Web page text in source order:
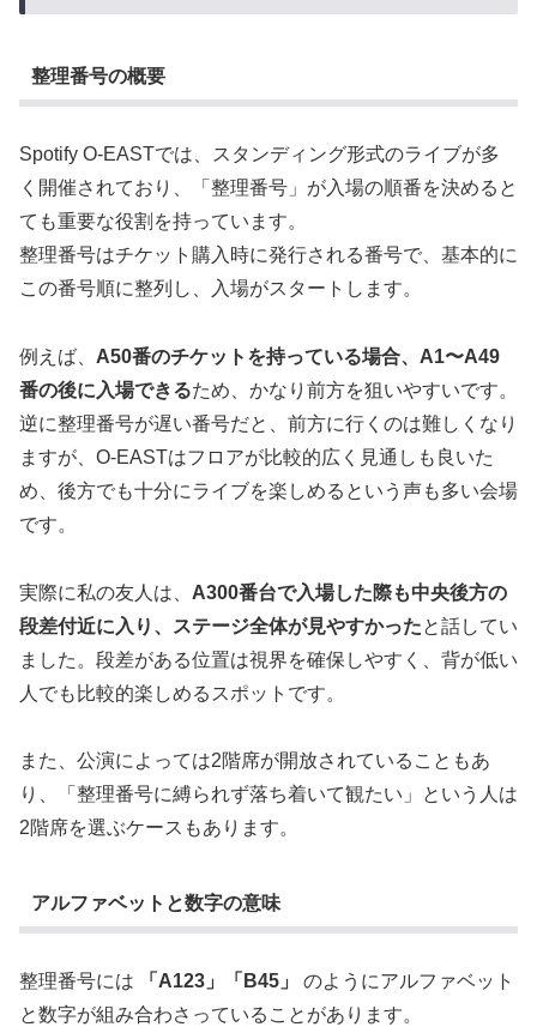
整理番号の概要
Spotify O-EASTでは、スタンディング形式のライブが多
く開催されており、「整理番号」が入場の順番を決めると
ても重要な役割を持っています。
整理番号はチケット購入時に発行される番号で、基本的に
この番号順に整列し、入場がスタートします。
例えば、 A50番のチケットを持っている場合、A1〜A49
番の後に入場できるため、かなり前方を狙いやすいです。
逆に整理番号が遅い番号だと、前方に行くのは難しくなり
ますが、O-EASTはフロアが比較的広く見通しも良いた
め、後方でも十分にライブを楽しめるという声も多い会場
です。
実際に私の友人は、 A300番台で入場した際も中央後方の
段差付近に入り、ステージ全体が見やすかったと話してい
ました。段差がある位置は視界を確保しやすく、背が低い
人でも比較的楽しめるスポットです。
また、公演によっては2階席が開放されていることもあ
り、「整理番号に縛られず落ち着いて観たい」という人は
2階席を選ぶケースもあります。
アルファベットと数字の意味
整理番号には 「A123」「B45」
のようにアルファベット
と数字が組み合わさっていることがあります。